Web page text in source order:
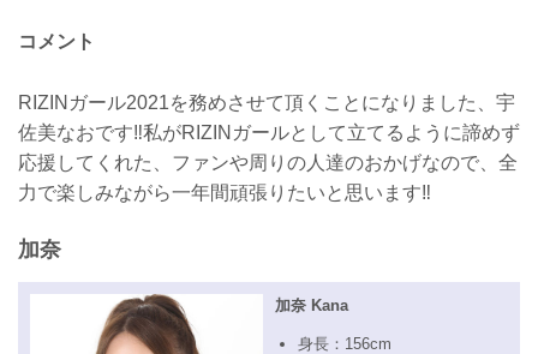
コメント
RIZINガール2021を務めさせて頂くことになりました、宇
佐美なおです‼️私がRIZINガールとして立てるように諦めず
応援してくれた、ファンや周りの人達のおかげなので、全
力で楽しみながら一年間頑張りたいと思います‼️
加奈
加奈 Kana
身長：156cm